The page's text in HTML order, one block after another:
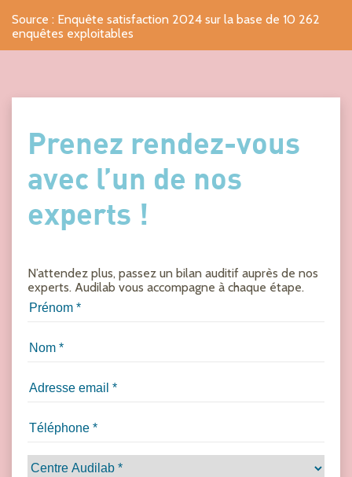
Source : Enquête satisfaction 2024 sur la base de 10 262
enquêtes exploitables
Prenez rendez-vous
avec l’un de nos
experts !
N’attendez plus, passez un bilan auditif auprès de nos
experts. Audilab vous accompagne à chaque étape.